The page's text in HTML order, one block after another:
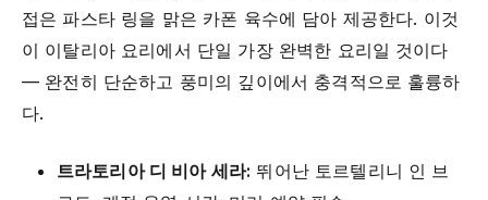
접은 파스타 링을 맑은 카폰 육수에 담아 제공한다. 이것
이 이탈리아 요리에서 단일 가장 완벽한 요리일 것이다
— 완전히 단순하고 풍미의 깊이에서 충격적으로 훌륭하
다.
트라토리아 디 비아 세라: 뛰어난 토르텔리니 인 브